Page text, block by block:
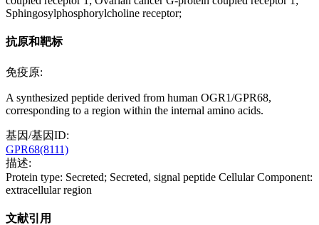
Sphingosylphosphorylcholine receptor;
抗原和靶标
免疫原:
A synthesized peptide derived from human OGR1/GPR68,
corresponding to a region within the internal amino acids.
基因/基因ID:
GPR68(8111)
描述:
Protein type: Secreted; Secreted, signal peptide Cellular Component:
extracellular region
文献引用